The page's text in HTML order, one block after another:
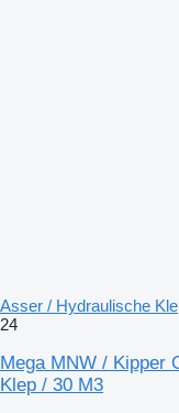
Asser / Hydraulische
24
Mega MNW / Kipper
Klep / 30 M3